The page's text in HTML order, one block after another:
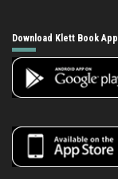
Download Klett Book App